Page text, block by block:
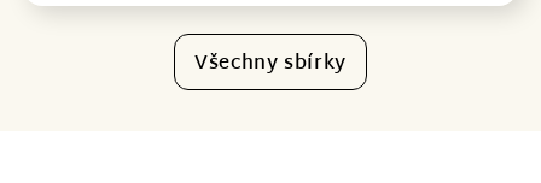
Všechny sbírky